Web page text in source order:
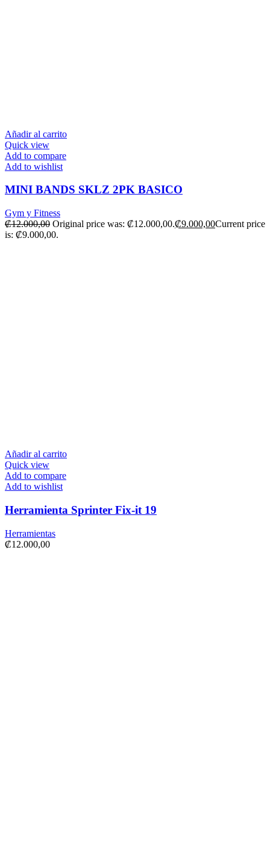
Añadir al carrito
Quick view
Add to compare
Add to wishlist
MINI BANDS SKLZ 2PK BASICO
Gym y Fitness
₡12.000,00 Original price was: ₡12.000,00.₡9.000,00Current price
is: ₡9.000,00.
Añadir al carrito
Quick view
Add to compare
Add to wishlist
Herramienta Sprinter Fix-it 19
Herramientas
₡12.000,00